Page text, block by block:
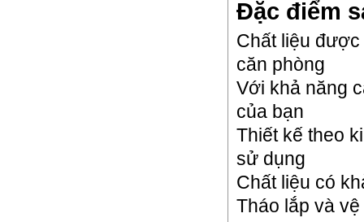
Đặc điểm
Chất liệu
căn phòng
Với khả năng
của bạn
Thiết kế theo
sử dụng
Chất liệu có
Tháo lắp và